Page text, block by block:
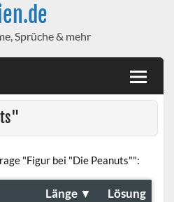
Sprüche & mehr
"Figur bei "Die Peanuts"":
Länge ▼ Lösung